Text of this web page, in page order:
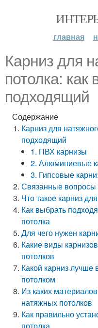
главная
Карниз для
потолка: как
подходящий
Содержание
Карниз для
подходящий
1. ПВХ карнизы
2. Алюминиевые
3. Гипсовые
Связанные вопросы
Что такое карниз
Как выбрать
потолка
Для чего нужен
Какие виды
потолков
Какой карниз лучше
потолком
Из каких
натяжных потолков
Как правильно